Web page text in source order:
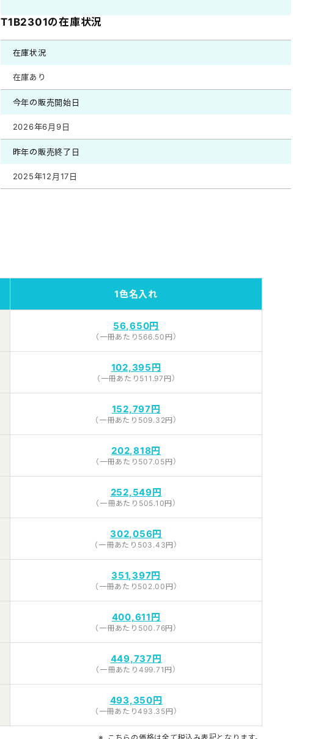
T1B2301の在庫状況
在庫状況
在庫あり
今年の販売開始日
2026年6月9日
昨年の販売終了日
2025年12月17日
1色名入れ
56,650円
（一冊あたり566.50円）
102,395円
（一冊あたり511.97円）
152,797円
（一冊あたり509.32円）
202,818円
（一冊あたり507.05円）
252,549円
（一冊あたり505.10円）
302,056円
（一冊あたり503.43円）
351,397円
（一冊あたり502.00円）
400,611円
（一冊あたり500.76円）
449,737円
（一冊あたり499.71円）
493,350円
（一冊あたり493.35円）